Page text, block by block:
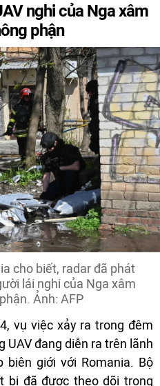
nghi của Nga xâm
phận
cho biết, radar đã phát
lái nghi của Nga xâm
Ảnh: AFP
vụ việc xảy ra trong đêm
UAV đang diễn ra trên lãnh
biên giới với Romania. Bộ
bị đã được theo dõi trong